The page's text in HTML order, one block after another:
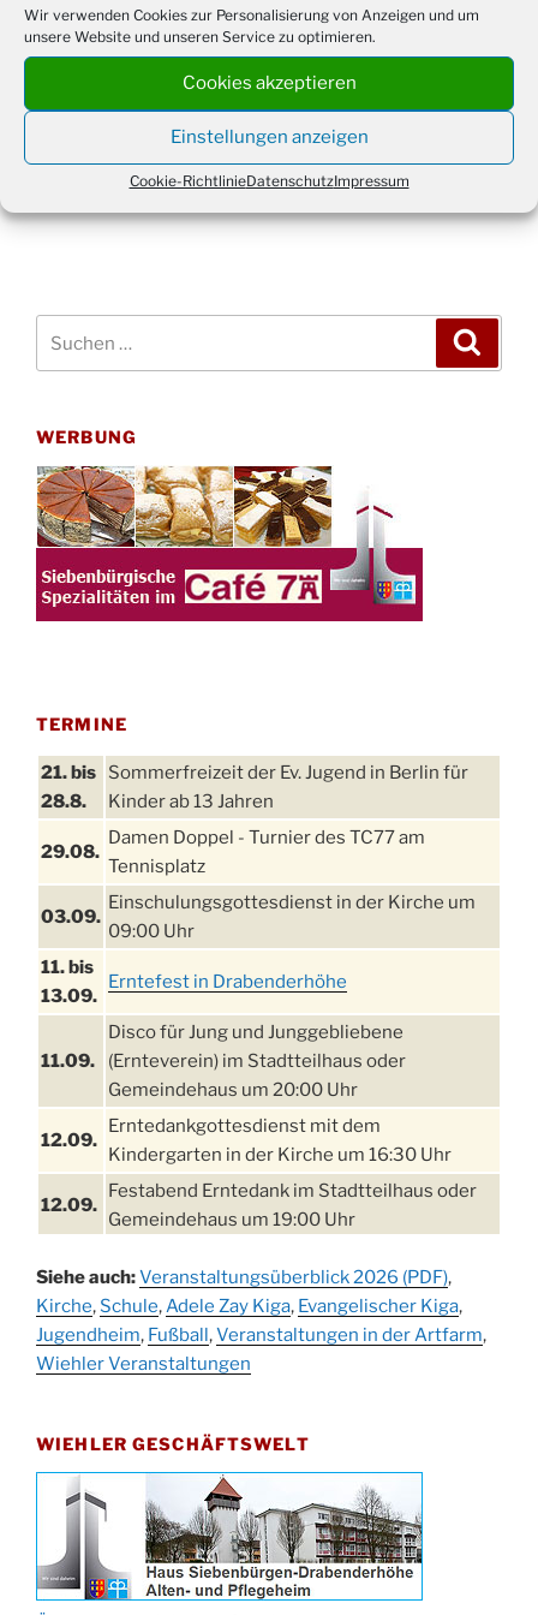
Wir verwenden Cookies zur Personalisierung von Anzeigen und um
unsere Website und unseren Service zu optimieren.
Cookies akzeptieren
Einstellungen anzeigen
Cookie-RichtlinieDatenschutzImpressum
Beitragsnavigation
Vorheriger
ZURÜCK
BENJROSE und Marius Kost in der artfarm
Beitrag
Jugendheim Drabenderhöhe: XXL-Ostereier aus Gips
WERBUNG
TERMINE
21. bis
28.8.
Sommerfreizeit der Ev. Jugend in Berlin für
Kinder ab 13 Jahren
29.08.
Damen Doppel - Turnier des TC77 am
Tennisplatz
03.09.
Einschulungsgottesdienst in der Kirche um
09:00 Uhr
11. bis
13.09.
Erntefest in Drabenderhöhe
11.09.
Disco für Jung und Junggebliebene
(Ernteverein) im Stadtteilhaus oder
Gemeindehaus um 20:00 Uhr
12.09.
Erntedankgottesdienst mit dem
Kindergarten in der Kirche um 16:30 Uhr
12.09.
Festabend Erntedank im Stadtteilhaus oder
Gemeindehaus um 19:00 Uhr
13.09.
Stadtteilhaus um 14:00 Uhr
19.09.
Schlagerabend im Stadtteilhaus
Drabenderhöhe
Kinderbibeltag im Ev. Gemeindehaus von 10-
12 Uhr
09.10.
Afterwork-Andacht um 18:00 Uhr in der
Kirche
10.10.
Sandmännchen-Gottesdienst in der Kirche
Siehe auch:Veranstaltungsüberblick 2026 (PDF),
Kirche, Schule, Adele Zay Kiga, Evangelischer Kiga,
Jugendheim, Fußball,Veranstaltungen in der Artfarm,
Wiehler Veranstaltungen
WIEHLER GESCHÄFTSWELT